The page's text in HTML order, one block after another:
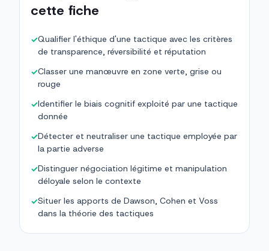
cette fiche
✓Qualifier l'éthique d'une tactique avec les critères
de transparence, réversibilité et réputation
✓Classer une manœuvre en zone verte, grise ou
rouge
✓Identifier le biais cognitif exploité par une tactique
donnée
✓Détecter et neutraliser une tactique employée par
la partie adverse
✓Distinguer négociation légitime et manipulation
déloyale selon le contexte
✓Situer les apports de Dawson, Cohen et Voss
dans la théorie des tactiques